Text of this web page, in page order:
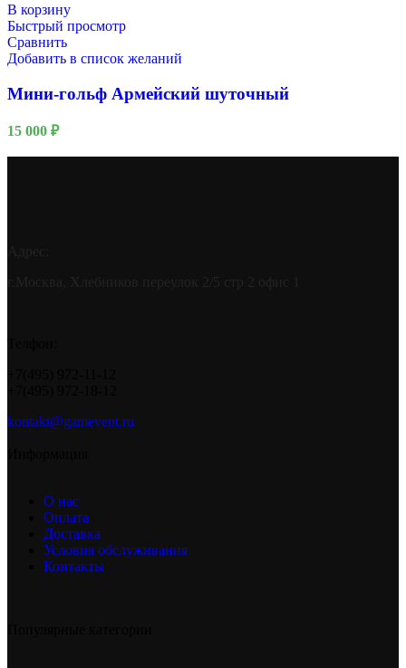
В корзину
Быстрый просмотр
Сравнить
Добавить в список желаний
Мини-гольф Армейский шуточный
15 000 ₽
kontakt@gamevent.ru
О нас
Оплата
Доставка
Условия обслуживания
Контакты